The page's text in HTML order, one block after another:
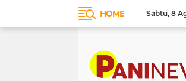
HOME Sabtu 8